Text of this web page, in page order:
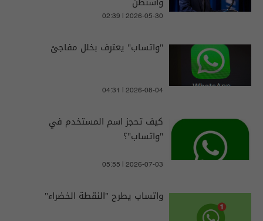
02:39 | 2026-05-30
"واتساب" يعترف بخلل مفاجئ
04:31 | 2026-08-04
كيف تحجز اسم المستخدم في
"واتساب"؟
05:55 | 2026-07-03
واتساب يطرح "النقطة الخضراء"